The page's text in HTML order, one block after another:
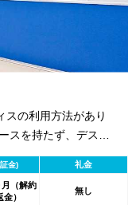
スの利用方法があり
スを持たず、デスク
フィススペースで
金) 礼金
（解約
）
無し